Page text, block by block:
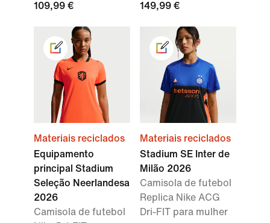
109,99 €
149,99 €
Materiais reciclados
Equipamento
principal Stadium
Seleção Neerlandesa
2026
Camisola de futebol
Materiais reciclados
Stadium SE Inter de
Milão 2026
Camisola de futebol
Replica Nike ACG
Dri-FIT para mulher